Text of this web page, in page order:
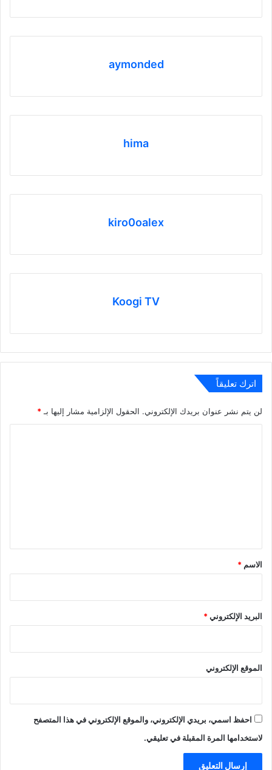
aymonded
hima
kiro0oalex
Koogi TV
اترك تعليقاً
لن يتم نشر عنوان بريدك الإلكتروني. الحقول الإلزامية مشار إليها بـ *
*
الاسم *
البريد الإلكتروني*
الموقع الإلكتروني
احفظ اسمي، بريدي الإلكتروني، والموقع الإلكتروني في هذا المتصفح
لاستخدامها المرة المقبلة في تعليقي.